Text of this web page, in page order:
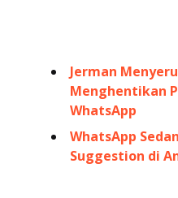
Jerman
Menghentikan
WhatsApp
WhatsApp
Suggestion di